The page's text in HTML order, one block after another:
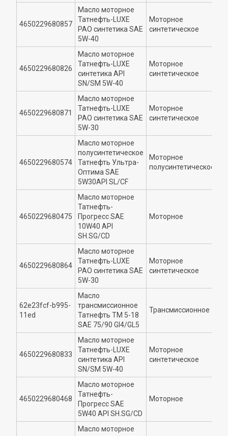
4650229680857
Масло моторное
Татнефть-LUXE
РАО синтетика SAE
5W-40
Моторное
синтетическое
4650229680826
Масло моторное
Татнефть-LUXE
синтетика API
SN/SM 5W-40
Моторное
синтетическое
4650229680871
Масло моторное
Татнефть-LUXE
РАО синтетика SAE
5W-30
Моторное
синтетическое
4650229680574
Масло моторное
полусинтетическое
Татнефть Ультра-
Оптима SAE
5W30API SL/CF
Моторное
полусинтетическое
4650229680475
Масло моторное
Татнефть-
Прогресс SAE
10W40 API
SH.SG/CD
Моторное
4650229680864
Масло моторное
Татнефть-LUXE
РАО синтетика SAE
5W-30
Моторное
синтетическое
62e23fcf-b995-
11ed
Масло
трансмиссионное
Татнефть ТМ 5-18
SAE 75/90 Gl4/GL5
Трансмиссионное
4650229680833
Масло моторное
Татнефть-LUXE
синтетика API
SN/SM 5W-40
Моторное
синтетическое
4650229680468
Масло моторное
Татнефть-
Прогресс SAE
5W40 API SH.SG/CD
Моторное
Масло моторное